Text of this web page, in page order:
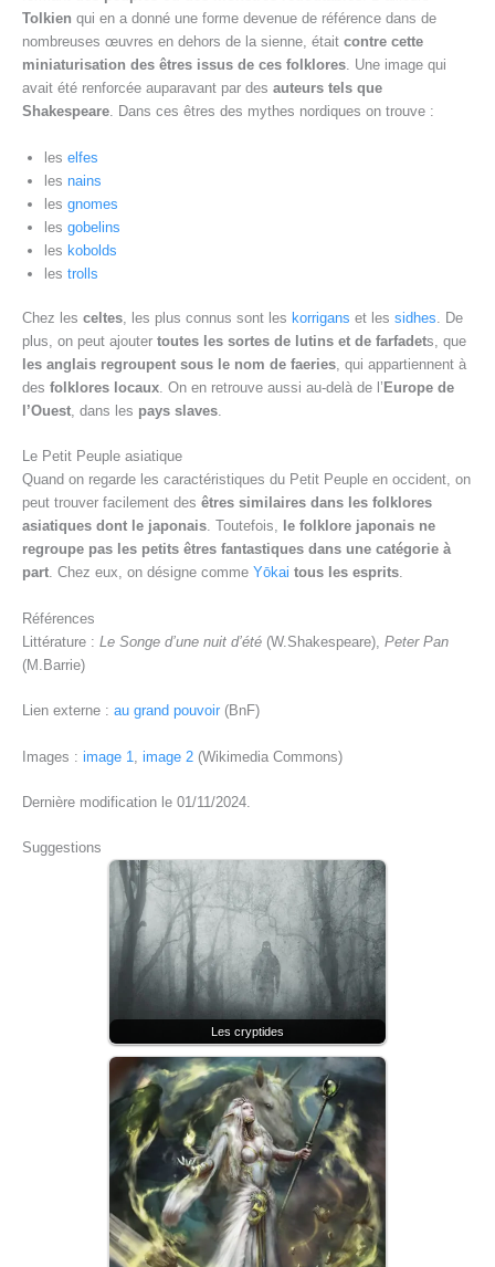
Tolkien qui en a donné une forme devenue de référence dans de
nombreuses œuvres en dehors de la sienne, était contre cette
miniaturisation des êtres issus de ces folklores. Une image qui
avait été renforcée auparavant par des auteurs tels que
Shakespeare. Dans ces êtres des mythes nordiques on trouve :
les elfes
les nains
les gnomes
les gobelins
les kobolds
les trolls
Chez les celtes , les plus connus sont les korrigans et les sidhes . De
plus, on peut ajouter toutes les sortes de lutins et de farfadets, que
les anglais regroupent sous le nom de faeries , qui appartiennent à
des folklores locaux . On en retrouve aussi au-delà de l’ Europe de
l’Ouest , dans les pays slaves
Le Petit Peuple asiatique
Quand on regarde les caractéristiques du Petit Peuple en occident, on
peut trouver facilement des êtres similaires dans les folklores
asiatiques dont le japonais. Toutefois, le folklore japonais ne
regroupe pas les petits êtres fantastiques dans une catégorie à
part. Chez eux, on désigne comme Yōkai tous les esprits.
Références
Littérature : Le Songe d’une nuit d’été (W.Shakespeare), Peter Pan
(M.Barrie)
Lien externe : au grand pouvoir (BnF)
Images : image 1 image 2 (Wikimedia Commons)
Dernière modification le 01/11/2024.
Suggestions
Les cryptides